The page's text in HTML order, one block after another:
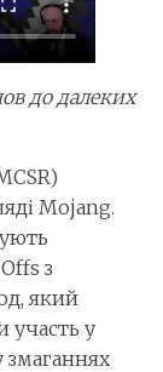
до далеких
Mojang.
з
який
участь у
змаганнях